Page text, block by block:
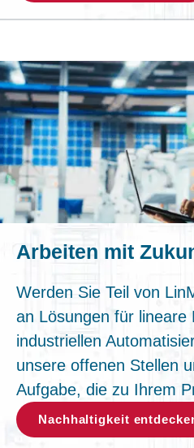
Arbeiten mit
Werden Sie Teil von
an Lösungen für lineare
industriellen
unsere offenen Stellen
Aufgabe, die zu Ihrem
Nachhaltigkeit